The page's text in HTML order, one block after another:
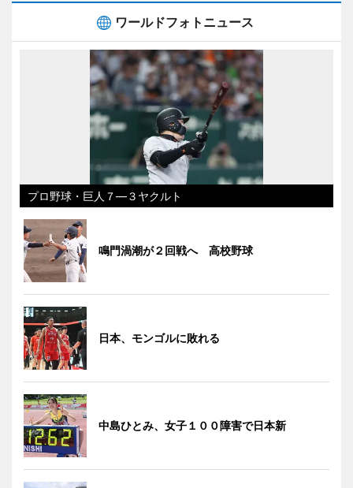
ワールドフォトニュース
プロ野球・巨人７―３ヤクルト
鳴門渦潮が２回戦へ 高校野球
日本、モンゴルに敗れる
中島ひとみ、女子１００障害で日本新